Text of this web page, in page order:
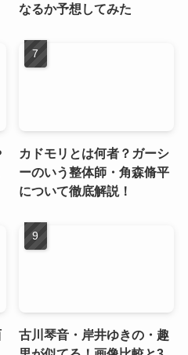
なるか予想してみた
カドモリとは何者？ガーシ
ーのいう整体師・角森脩平
について徹底解説！
古川琴音・岸井ゆきの・趣